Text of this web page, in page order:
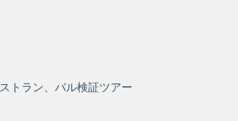
トラン、バル検証ツアー